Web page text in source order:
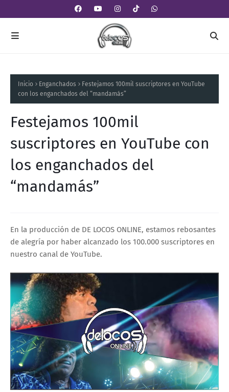
Inicio Enganchados
Festejamos 100mil suscriptores en YouTube
con los enganchados del “mandamás”
Festejamos 100mil
suscriptores en YouTube con
los enganchados del
“mandamás”
En la producción de DE LOCOS ONLINE, estamos rebosantes
de alegría por haber alcanzado los 100.000 suscriptores en
nuestro canal de YouTube.